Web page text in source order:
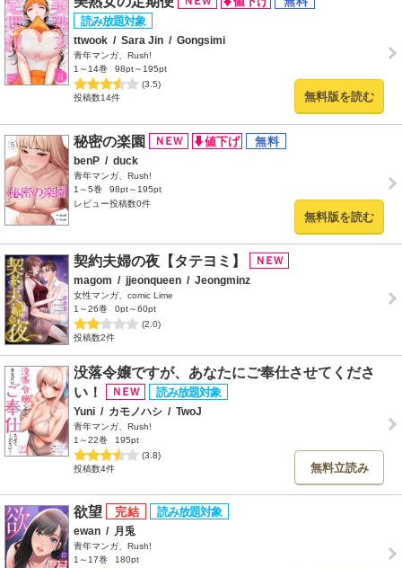
ttwook / Sara Jin / Gongsimi
青年マンガ、Rush!
1～14巻
98pt～195pt
(3.5)
投稿数14件
無料版を読む
秘密の楽園
benP / duck
青年マンガ、Rush!
1～5巻
98pt～195pt
レビュー投稿数0件
無料版を読む
契約夫婦の夜【タテヨミ】
magom / jjeonqueen / Jeongminz
女性マンガ、comic Lime
1～26巻
0pt～60pt
(2.0)
投稿数2件
没落令嬢ですが、あなたにご奉仕させてくださ
い！
Yuni / カモノハシ / TwoJ
青年マンガ、Rush!
1～22巻
195pt
(3.8)
投稿数4件
無料立読み
欲望
ewan / 月兎
青年マンガ、Rush!
1～17巻
180pt